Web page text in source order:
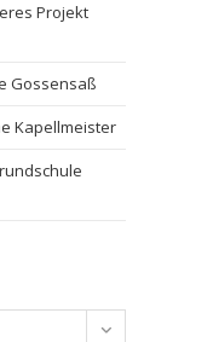
Projekt
Gossensaß
Kapellmeister